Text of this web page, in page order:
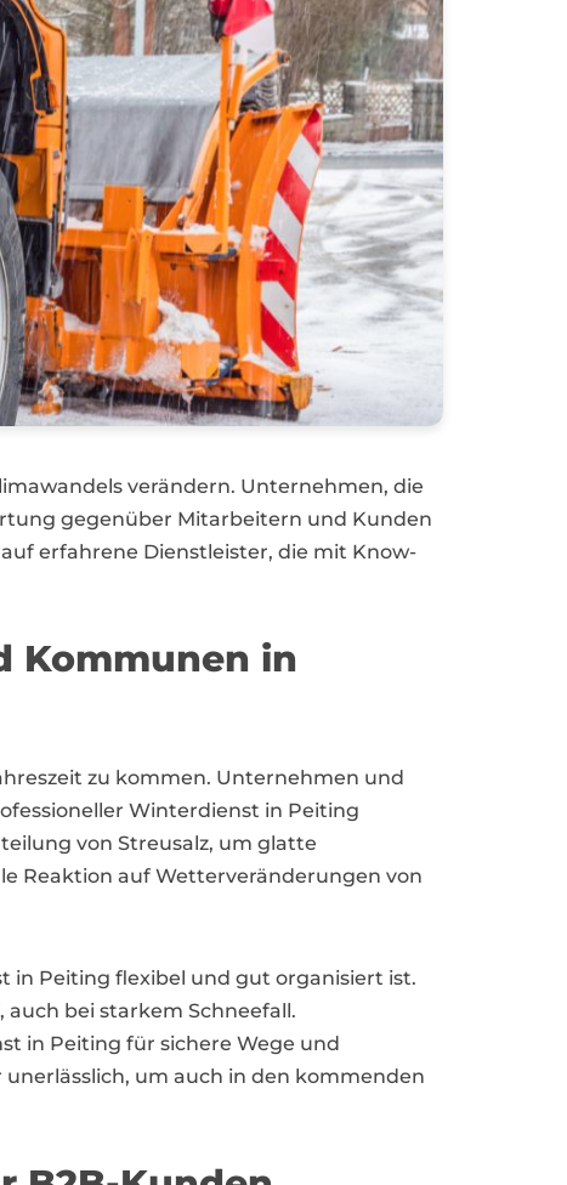
verändern. Unternehmen, die
gegenüber Mitarbeitern und Kunden
erfahrene Dienstleister, die mit Know-
Kommunen in
zu kommen. Unternehmen und
Winterdienst in Peiting
von Streusalz, um glatte
Reaktion auf Wetterveränderungen von
in Peiting flexibel und gut organisiert ist.
bei starkem Schneefall.
in Peiting für sichere Wege und
um auch in den kommenden